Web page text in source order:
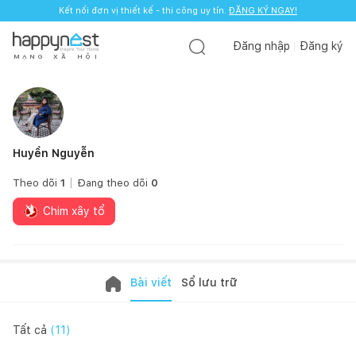
Kết nối đơn vị thiết kế - thi công uy tín. ĐĂNG KÝ NGAY!
M Ạ N G X Ã H Ộ I
Đăng nhập Đăng ký
Huyền Nguyễn
Theo dõi 1 Đang theo dõi 0
Chim xây tổ
Bài viết Sổ lưu trữ
Tất cả (11 )